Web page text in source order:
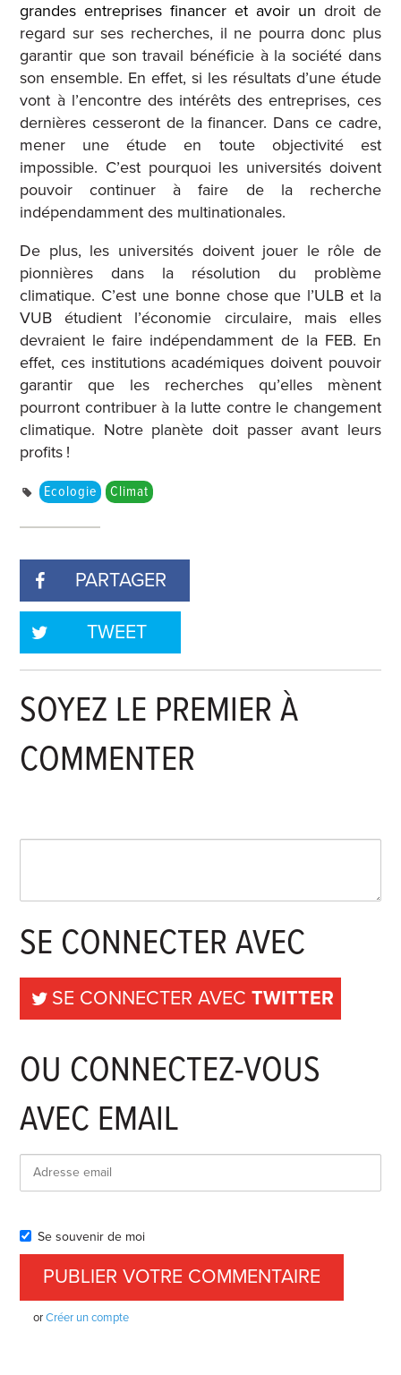
grandes entreprises financer et avoir un droit de
regard sur ses recherches, il ne pourra donc plus
garantir que son travail bénéficie à la société dans
son ensemble. En effet, si les résultats d’une étude
vont à l’encontre des intérêts des entreprises, ces
dernières cesseront de la financer. Dans ce cadre,
mener une étude en toute objectivité est
impossible. C’est pourquoi les universités doivent
pouvoir continuer à faire de la recherche
indépendamment des multinationales.
De plus, les universités doivent jouer le rôle de
pionnières dans la résolution du problème
climatique. C’est une bonne chose que l’ULB et la
VUB étudient l’économie circulaire, mais elles
devraient le faire indépendamment de la FEB. En
effet, ces institutions académiques doivent pouvoir
garantir que les recherches qu’elles mènent
pourront contribuer à la lutte contre le changement
climatique. Notre planète doit passer avant leurs
profits !
Ecologie Climat
PARTAGER
TWEET
SOYEZ LE PREMIER À
COMMENTER
SE CONNECTER AVEC
SE CONNECTER AVECTWITTER
OU CONNECTEZ-VOUS
AVEC EMAIL
Se souvenir de moi
orCréer un compte